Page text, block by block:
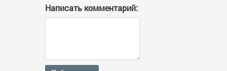
Написать комментарий: